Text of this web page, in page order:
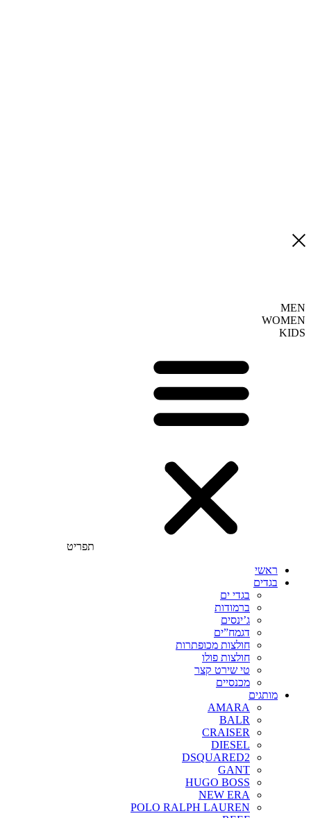
MEN
WOMEN
KIDS
תפריט
ראשי
בגדים
בגדי ים
ברמודות
ג’ינסים
דגמח”ים
חולצות מכופתרות
חולצות פולו
טי שירט קצר
מכנסיים
מותגים
AMARA
BALR
CRAISER
DIESEL
DSQUARED2
GANT
HUGO BOSS
NEW ERA
POLO RALPH LAUREN